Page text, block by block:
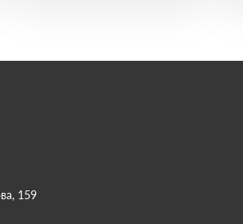
159